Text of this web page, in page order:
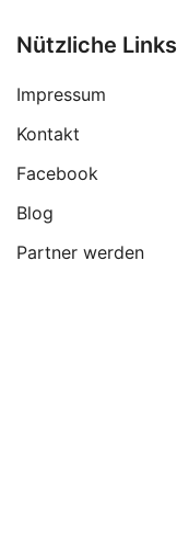
Nützliche Links
Impressum
Kontakt
Facebook
Blog
Partner werden